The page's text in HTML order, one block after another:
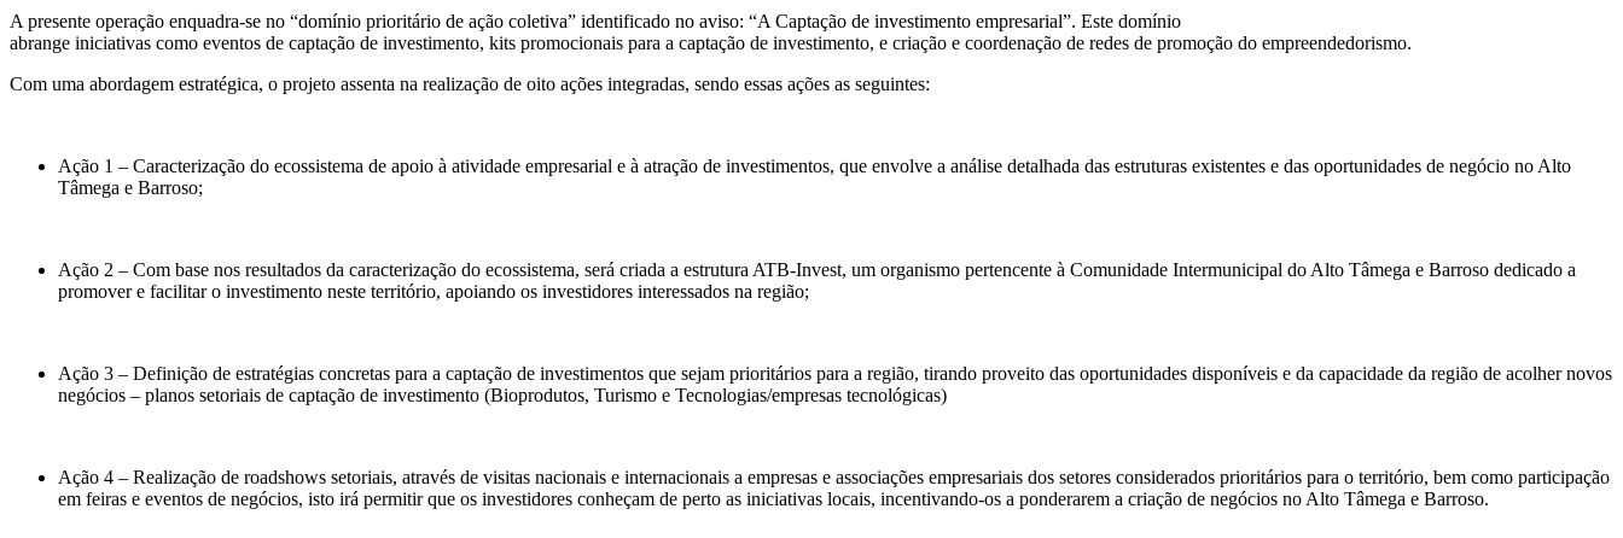
A presente operação enquadra-se no “domínio prioritário de ação coletiva” identificado no aviso: “A Captação de investimento empresarial”. Este domínio
abrange iniciativas como eventos de captação de investimento, kits promocionais para a captação de investimento, e criação e coordenação de redes de promoção do empreendedorismo.
Com uma abordagem estratégica, o projeto assenta na realização de oito ações integradas, sendo essas ações as seguintes:
Ação 1 – Caracterização do ecossistema de apoio à atividade empresarial e à atração de investimentos, que envolve a análise detalhada das estruturas existentes e das oportunidades de negócio no Alto
Tâmega e Barroso;
Ação 2 – Com base nos resultados da caracterização do ecossistema, será criada a estrutura ATB-Invest, um organismo pertencente à Comunidade Intermunicipal do Alto Tâmega e Barroso dedicado a
promover e facilitar o investimento neste território, apoiando os investidores interessados na região;
Ação 3 – Definição de estratégias concretas para a captação de investimentos que sejam prioritários para a região, tirando proveito das oportunidades disponíveis e da capacidade da região de acolher novos
negócios – planos setoriais de captação de investimento (Bioprodutos, Turismo e Tecnologias/empresas tecnológicas)
Ação 4 – Realização de roadshows setoriais, através de visitas nacionais e internacionais a empresas e associações empresariais dos setores considerados prioritários para o território, bem como participação
em feiras e eventos de negócios, isto irá permitir que os investidores conheçam de perto as iniciativas locais, incentivando-os a ponderarem a criação de negócios no Alto Tâmega e Barroso.